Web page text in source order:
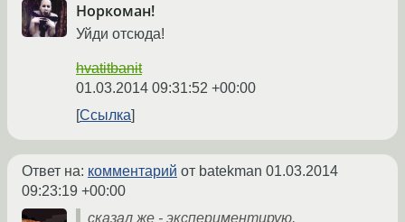
Норкоман!
Уйди отсюда!
hvatitbanit
01.03.2014 09:31:52 +00:00
Ссылка
Ответ на: комментарий от batekman 01.03.2014
09:23:19 +00:00
сказал же - экспериментирую.